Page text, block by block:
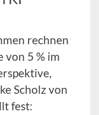
rechnen
von 5 % im
Scholz von
fest: